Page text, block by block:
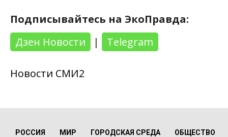
Подписывайтесь на ЭкоПравда:
Дзен Новости
| Telegram
Новости СМИ2
РОССИЯ МИР ГОРОДСКАЯ СРЕДА ОБЩЕСТВО